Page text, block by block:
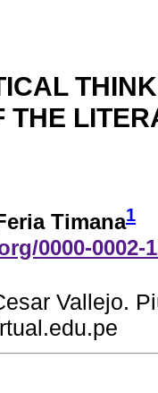
THE
Timana1
0000-0002-
Vallejo.